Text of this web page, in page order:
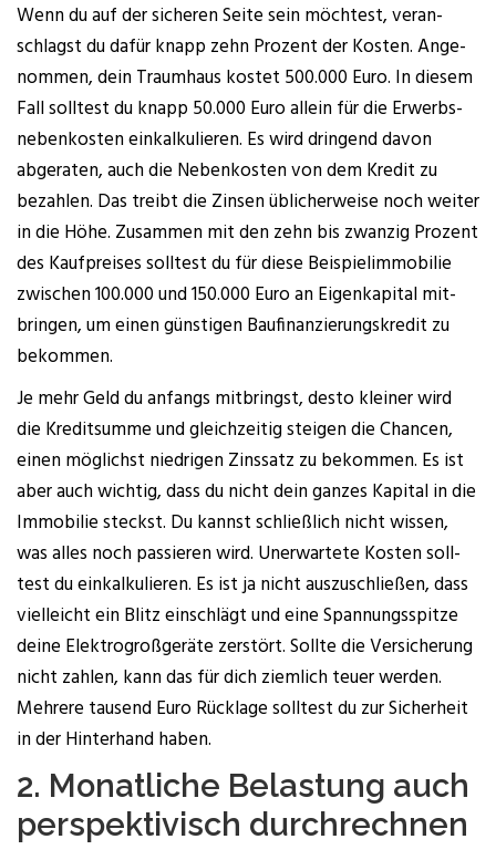
Wenn du auf der siche­ren Sei­te sein möch­test, ver­an­
schlagst du dafür knapp zehn Pro­zent der Kos­ten. Ange­
nom­men, dein Traum­haus kos­tet 500.000 Euro. In die­sem
Fall soll­test du knapp 50.000 Euro allein für die Erwerbs­
ne­ben­kos­ten ein­kal­ku­lie­ren. Es wird drin­gend davon
abge­ra­ten, auch die Neben­kos­ten von dem Kre­dit zu
bezah­len. Das treibt die Zin­sen übli­cher­wei­se noch wei­ter
in die Höhe. Zusam­men mit den zehn bis zwan­zig Pro­zent
des Kauf­prei­ses soll­test du für die­se Bei­spielim­mo­bi­lie
zwi­schen 100.000 und 150.000 Euro an Eigen­ka­pi­tal mit­
brin­gen, um einen güns­ti­gen Bau­fi­nan­zie­rungs­kre­dit zu
bekommen.
Je mehr Geld du anfangs mit­bringst, des­to klei­ner wird
die Kre­dit­sum­me und gleich­zei­tig stei­gen die Chan­cen,
einen mög­lichst nied­ri­gen Zins­satz zu bekom­men. Es ist
aber auch wich­tig, dass du nicht dein gan­zes Kapi­tal in die
Immo­bi­lie steckst. Du kannst schließ­lich nicht wis­sen,
was alles noch pas­sie­ren wird. Uner­war­te­te Kos­ten soll­
test du ein­kal­ku­lie­ren. Es ist ja nicht aus­zu­schlie­ßen, dass
viel­leicht ein Blitz ein­schlägt und eine Span­nungs­spit­ze
dei­ne Elek­tro­groß­ge­rä­te zer­stört. Soll­te die Ver­si­che­rung
nicht zah­len, kann das für dich ziem­lich teu­er wer­den.
Meh­re­re tau­send Euro Rück­la­ge soll­test du zur Sicher­heit
in der Hin­ter­hand haben.
2. Monat­li­che Belas­tung auch
per­spek­ti­visch durchrechnen